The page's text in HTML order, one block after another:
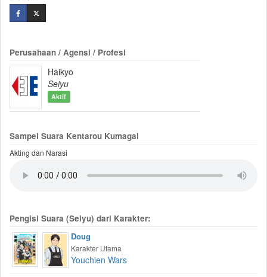
Perusahaan / Agensi / Profesi
Haikyo
Seiyu
Aktif
Sampel Suara Kentarou Kumagai
Akting dan Narasi
Pengisi Suara (Seiyu) dari Karakter:
Doug
Karakter Utama
Youchien Wars